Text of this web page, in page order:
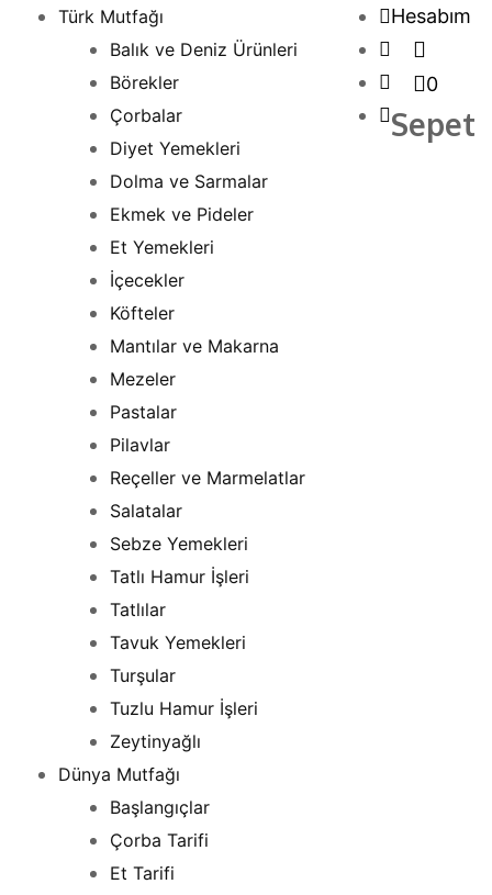
İçeriği Türk Mutfağı
Balık ve Deniz Ürünleri
Börekler
Çorbalar
Diyet Yemekleri
Dolma ve Sarmalar
Ekmek ve Pideler
Et Yemekleri
İçecekler
Köfteler
Mantılar ve Makarna
Mezeler
Pastalar
Pilavlar
Reçeller ve Marmelatlar
Salatalar
Sebze Yemekleri
Tatlı Hamur İşleri
Tatlılar
Tavuk Yemekleri
Turşular
Tuzlu Hamur İşleri
Zeytinyağlı
Dünya Mutfağı
Başlangıçlar
Çorba Tarifi
Et Tarifi
Hesabım
0
Sepet